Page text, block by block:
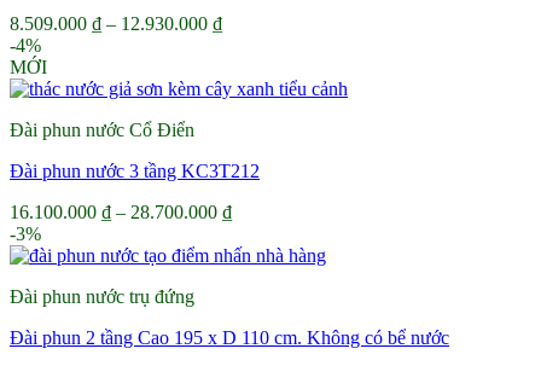
8.509.000 ₫ – 12.930.000 ₫Khoảng
8.509.000 ₫
-4%
MỚI
Đài phun nước Cổ Điển
Đài phun nước 3 tầng KC3T212
16.100.000 ₫ – 28.700.000 ₫Khoảng
từ
-3%
Đài phun nước trụ đứng
Đài phun 2 tầng Cao 195 x D 110 cm. Không có bể nước